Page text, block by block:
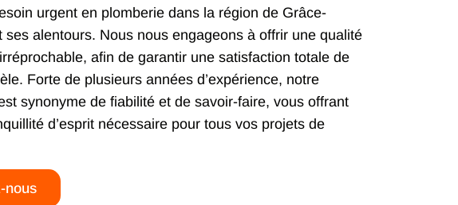
urgent en plomberie dans la région de Grâce-
ses alentours. Nous nous engageons à offrir une qualité
afin de garantir une satisfaction totale de
Forte de plusieurs années d’expérience, notre
synonyme de fiabilité et de savoir-faire, vous offrant
d’esprit nécessaire pour tous vos projets de
nous